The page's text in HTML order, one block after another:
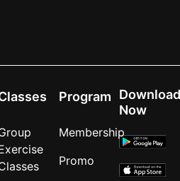
Program
Membership
Promo
Now